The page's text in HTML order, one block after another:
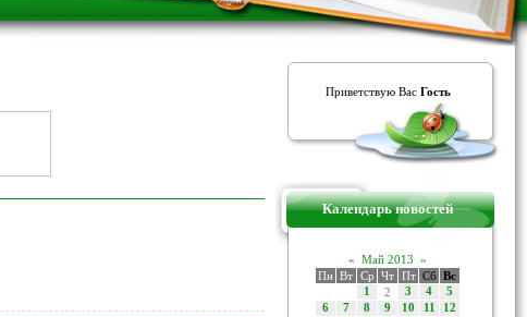
Приветствую Вас Гость
Календарь новостей
« Май 2013 »
Пн Вт Ср Чт Пт Сб Вс
1 2 3 4
5
6
7 8 9 10 11 12